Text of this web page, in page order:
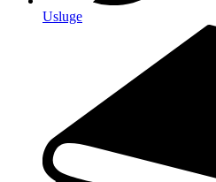
Usluge